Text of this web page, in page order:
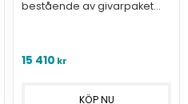
bestående av givarpaket
15 410 kr